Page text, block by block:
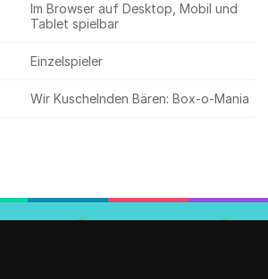
Im Browser auf Desktop, Mobil und
Tablet spielbar
Einzelspieler
Wir Kuschelnden Bären: Box-o-Mania